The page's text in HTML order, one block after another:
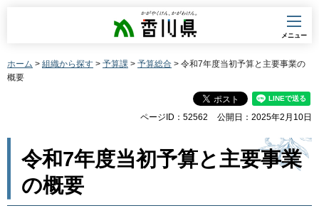
香川県
メニュー
ホーム > 組織から探す > 予算課 > 予算総合 > 令和7年度当初予算と主要事業の
概要
ページID：52562 公開日：2025年2月10日
令和7年度当初予算と主要事業
の概要